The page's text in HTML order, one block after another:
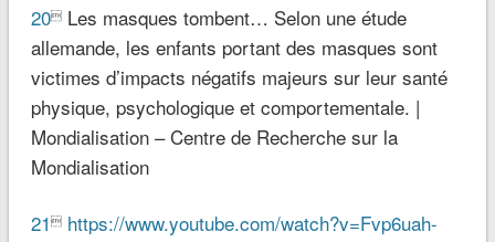
20Les masques tombent… Selon une étude
allemande, les enfants portant des masques sont
victimes d’impacts négatifs majeurs sur leur santé
physique, psychologique et comportementale. |
Mondialisation – Centre de Recherche sur la
Mondialisation
21  https://www.youtube.com/watch?v=Fvp6uah-